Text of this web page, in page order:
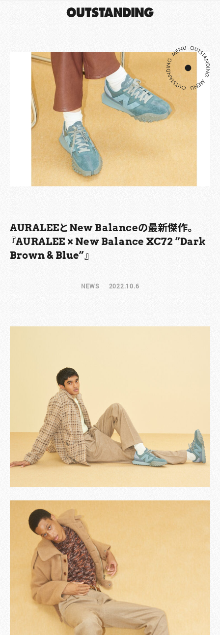
AURALEEとNew Balanceの最新傑作。
『AURALEE × New Balance XC72 ”Dark
Brown & Blue”』
NEWS 2022.10.6